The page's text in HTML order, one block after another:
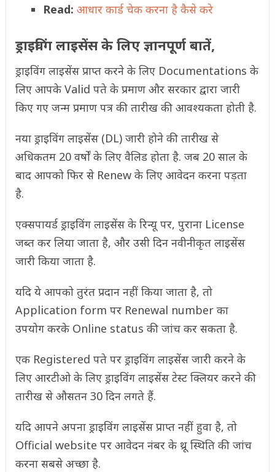
Read: आधार कार्ड चेक करना है कैसे करे
ड्राइविंग लाइसेंस के लिए ज्ञानपूर्ण बातें,
ड्राइविंग लाइसेंस प्राप्त करने के लिए Documentations के
लिए आपके Valid पते के प्रमाण और सरकार द्वारा जारी
किए गए जन्म प्रमाण पत्र की तारीख की आवश्यकता होती है.
नया ड्राइविंग लाइसेंस (DL) जारी होने की तारीख से
अधिकतम 20 वर्षों के लिए वैलिड होता है. जब 20 साल के
बाद आपको फिर से Renew के लिए आवेदन करना पड़ता
है.
एक्सपायर्ड ड्राइविंग लाइसेंस के रिन्यू पर, पुराना License
जब्त कर लिया जाता है, और उसी दिन नवीनीकृत लाइसेंस
जारी किया जाता है.
यदि ये आपको तुरंत प्रदान नहीं किया जाता है, तो
Application form पर Renewal number का
उपयोग करके Online status की जांच कर सकता है.
एक Registered पते पर ड्राइविंग लाइसेंस जारी करने के
लिए आरटीओ के लिए ड्राइविंग लाइसेंस टेस्ट क्लियर करने की
तारीख से औसतन 30 दिन लगते हैं.
यदि आपने अपना ड्राइविंग लाइसेंस प्राप्त नहीं हुवा है, तो
Official website पर आवेदन नंबर के थ्रू स्थिति की जांच
करना सबसे अच्छा है.